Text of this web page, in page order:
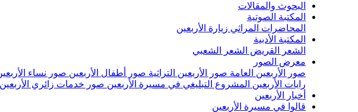
البحوث والمقالات
المكتبة الصوتية
المحاضرات المراثي زيارة الأربعين
المكتبة الأدبية
الشعر القريض الشعر الشعبي
معرض الصور
صور الأربعين العامة صور الأربعين التراثية صور أطفال الأربعين صور نساء
رايات الأربعين المشروع التبليغي في مسيرة الأربعين صور خدمات زائري الأربعين
أخبار الأربعين
قالوا في مسيرة الأربعين